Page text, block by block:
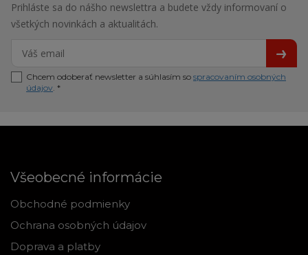
Prihláste sa do nášho newslettra a budete vždy informovaní o
všetkých novinkách a aktualitách.
Chcem odoberať newsletter a súhlasím so spracovaním osobných
údajov. *
Všeobecné informácie
Obchodné podmienky
Ochrana osobných údajov
Doprava a platby